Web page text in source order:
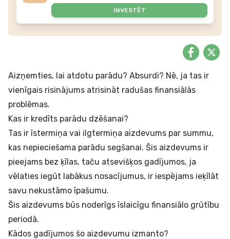
INVESTĒT
Aizņemties, lai atdotu parādu? Absurdi? Nē, ja tas ir
vienīgais risinājums atrisināt radušas finansiālās
problēmas.
Kas ir kredīts parādu dzēšanai?
Tas ir īstermiņa vai ilgtermiņa aizdevums par summu,
kas nepieciešama parādu segšanai. Šis aizdevums ir
pieejams bez ķīlas, taču atsevišķos gadījumos, ja
vēlaties iegūt labākus nosacījumus, ir iespējams ieķīlāt
savu nekustāmo īpašumu.
Šis aizdevums būs noderīgs īslaicīgu finansiālo grūtību
periodā.
Kādos gadījumos šo aizdevumu izmanto?